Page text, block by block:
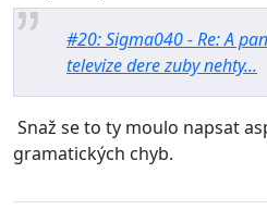
#20: Sigma040 - Re: A
televize dere zuby nehty...
Snaž se to ty moulo napsat
gramatických chyb.